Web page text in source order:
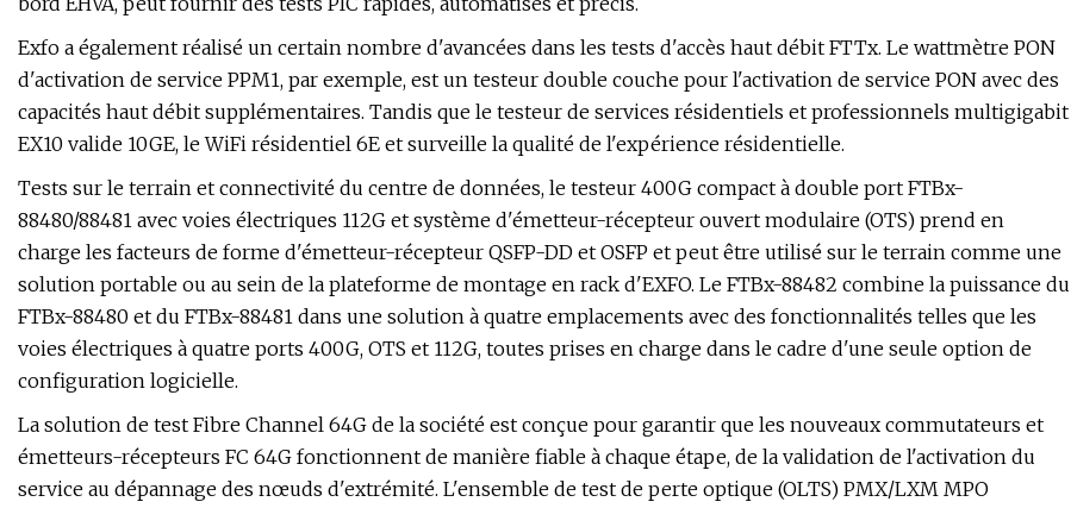
Exfo a également réalisé un certain nombre d'avancées dans les tests d'accès haut débit FTTx. Le wattmètre PON
d'activation de service PPM1, par exemple, est un testeur double couche pour l'activation de service PON avec des
capacités haut débit supplémentaires. Tandis que le testeur de services résidentiels et professionnels multigigabit
EX10 valide 10GE, le WiFi résidentiel 6E et surveille la qualité de l'expérience résidentielle.
Tests sur le terrain et connectivité du centre de données, le testeur 400G compact à double port FTBx-
88480/88481 avec voies électriques 112G et système d'émetteur-récepteur ouvert modulaire (OTS) prend en
charge les facteurs de forme d'émetteur-récepteur QSFP-DD et OSFP et peut être utilisé sur le terrain comme une
solution portable ou au sein de la plateforme de montage en rack d'EXFO. Le FTBx-88482 combine la puissance du
FTBx-88480 et du FTBx-88481 dans une solution à quatre emplacements avec des fonctionnalités telles que les
voies électriques à quatre ports 400G, OTS et 112G, toutes prises en charge dans le cadre d'une seule option de
configuration logicielle.
La solution de test Fibre Channel 64G de la société est conçue pour garantir que les nouveaux commutateurs et
émetteurs-récepteurs FC 64G fonctionnent de manière fiable à chaque étape, de la validation de l'activation du
service au dépannage des nœuds d'extrémité. L'ensemble de test de perte optique (OLTS) PMX/LXM MPO